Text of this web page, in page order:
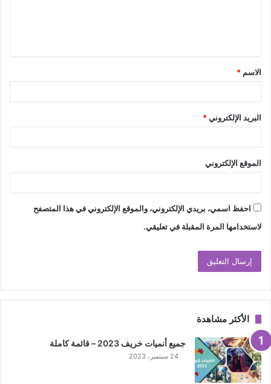
ق
*
الاسم *
البريد الإلكتروني*
الموقع الإلكتروني
احفظ اسمي، بريدي الإلكتروني، والموقع الإلكتروني في هذا المتصفح
لاستخدامها المرة المقبلة في تعليقي.
الأكثر مشاهدة
جميع أنميات خريف 2023 – قائمة كاملة
24 سبتمبر، 2023